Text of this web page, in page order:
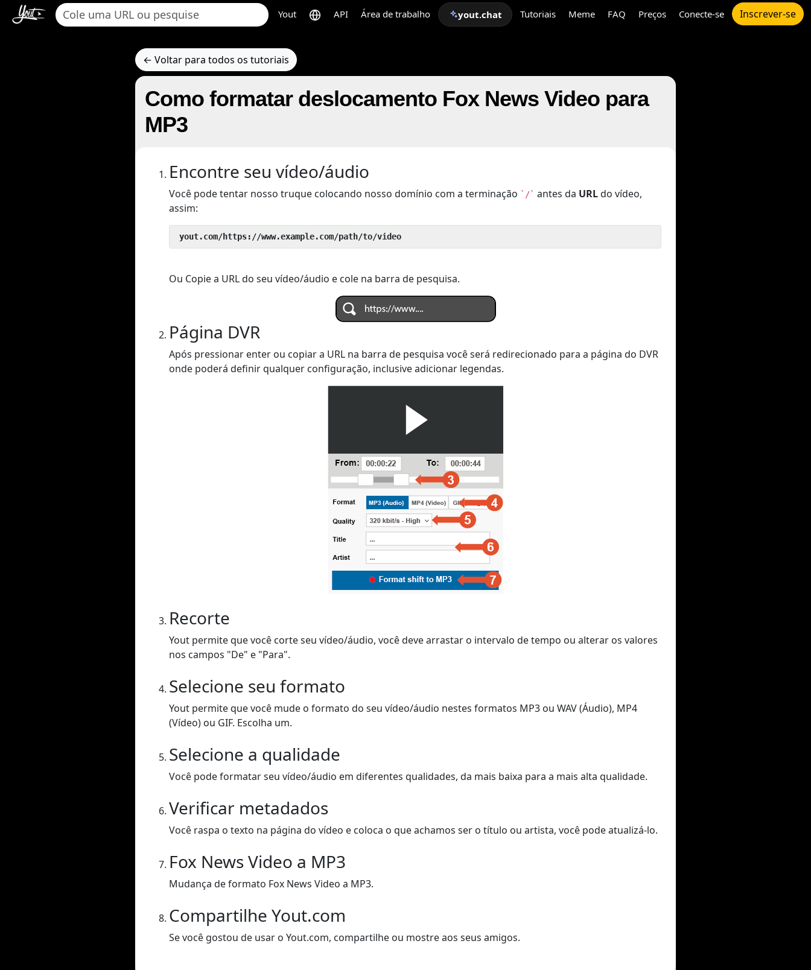
Yout API Área de trabalho yout.chat Tutoriais Meme FAQ Preços Conecte-se Inscrever-se
← Voltar para todos os tutoriais
Como formatar deslocamento Fox News Video para
MP3
Encontre seu vídeo/áudio
Você pode tentar nosso truque colocando nosso domínio com a terminação `/` antes da URLdo vídeo,
assim:
yout.com/https://www.example.com/path/to/video
Ou Copie a URL do seu vídeo/áudio e cole na barra de pesquisa.
Página DVR
Após pressionar enter ou copiar a URL na barra de pesquisa você será redirecionado para a página do DVR
onde poderá definir qualquer configuração, inclusive adicionar legendas.
Recorte
Yout permite que você corte seu vídeo/áudio, você deve arrastar o intervalo de tempo ou alterar os valores
nos campos "De" e "Para".
Selecione seu formato
Yout permite que você mude o formato do seu vídeo/áudio nestes formatos MP3 ou WAV (Áudio), MP4
(Vídeo) ou GIF. Escolha um.
Selecione a qualidade
Você pode formatar seu vídeo/áudio em diferentes qualidades, da mais baixa para a mais alta qualidade.
Verificar metadados
Você raspa o texto na página do vídeo e coloca o que achamos ser o título ou artista, você pode atualizá-lo.
Fox News Video a MP3
Mudança de formato Fox News Video a MP3.
Compartilhe Yout.com
Se você gostou de usar o Yout.com, compartilhe ou mostre aos seus amigos.